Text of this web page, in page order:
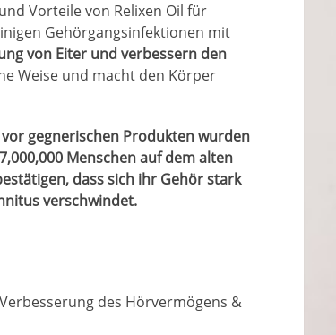
Vorteile von Relixen Oil für
Gehörgangsinfektionen mit
von Eiter und verbessern den
Weise und macht den Körper
gegnerischen Produkten wurden
Menschen auf dem alten
dass sich ihr Gehör stark
verschwindet.
des Hörvermögens &